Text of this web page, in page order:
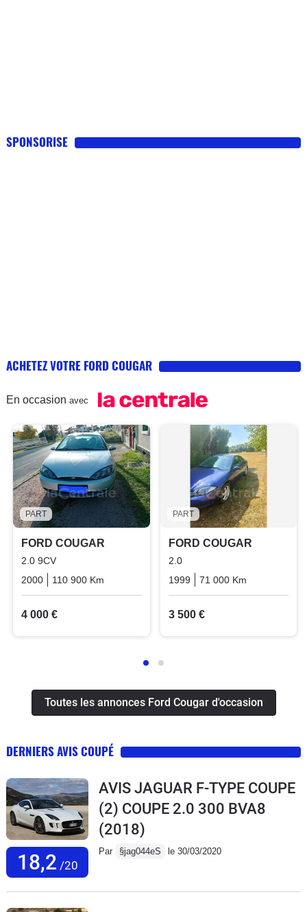
SPONSORISE
ACHETEZ VOTRE FORD COUGAR
En occasion avec
PART
FORD COUGAR
2.0 9CV
2000
110 900 Km Essence
4 000 €
PART
FORD COUGAR
2.0
1999
71 000 Km
3 500 €
Toutes les annonces Ford Cougar d'occasion
DERNIERS AVIS COUPÉ
18,2 /20
AVIS JAGUAR F-TYPE COUPE
(2) COUPE 2.0 300 BVA8
(2018)
Par §jag044eS le 30/03/2020